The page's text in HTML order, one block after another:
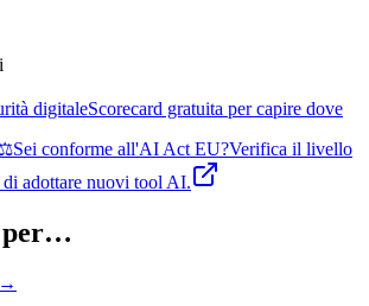
digitaleScorecard gratuita per capire dove
Sei conforme all'AI Act EU?Verifica il livello
adottare nuovi tool AI.
per…
→